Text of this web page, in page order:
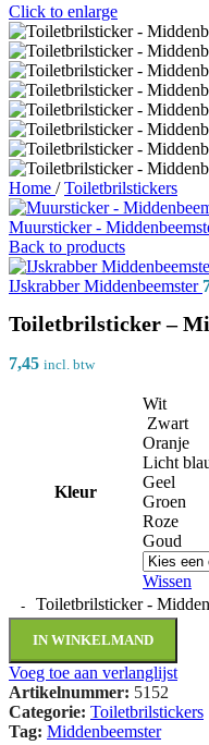
Click to enlarge
Home / Toiletbrilstickers
Muursticker -
Back to products
IJskrabber Middenbeemster
Toiletbrilsticker –
7,45 incl. btw
Kleur
Wit
Zwart
Oranje
Licht
Geel
Groen
Roze
Goud
Wissen
Toiletbrilsticker -
IN WINKELMAND
Voeg toe aan verlanglijst
Artikelnummer: 5152
Categorie: Toiletbrilstickers
Tag: Middenbeemster